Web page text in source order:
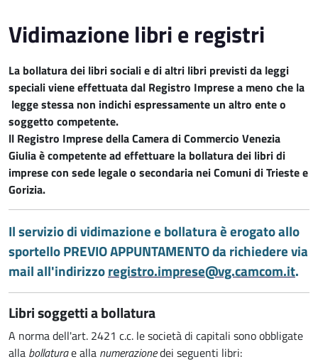
Vidimazione libri e registri
La bollatura dei libri sociali e di altri libri previsti da leggi
speciali viene effettuata dal Registro Imprese a meno che la
legge stessa non indichi espressamente un altro ente o
soggetto competente.
ll Registro Imprese della Camera di Commercio Venezia
Giulia è competente ad effettuare la bollatura dei libri di
imprese con sede legale o secondaria nei Comuni di Trieste e
Gorizia.
Il servizio di vidimazione e bollatura è erogato allo
sportello PREVIO APPUNTAMENTO da richiedere via
mail all'indirizzoregistro.imprese@vg.camcom.it.
Libri soggetti a bollatura
A norma dell'art. 2421 c.c. le società di capitali sono obbligate
alla bollaturae alla numerazionedei seguenti libri: